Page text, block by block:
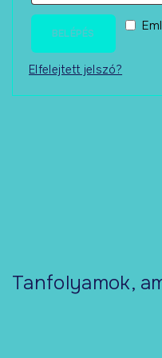
BELÉPÉS
Elfelejtett jelszó?
Tanfolyamok,